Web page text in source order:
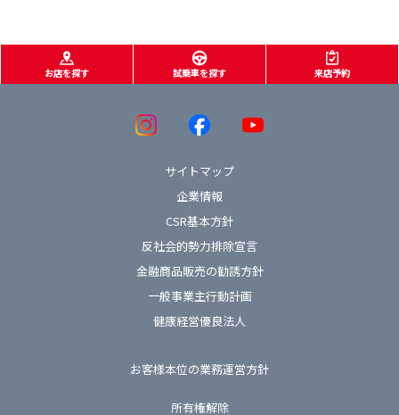
お店を探す 試乗車を探す 来店予約
サイトマップ
企業情報
CSR基本方針
反社会的勢力排除宣言
金融商品販売の勧誘方針
一般事業主行動計画
健康経営優良法人
お客様本位の業務運営方針
所有権解除